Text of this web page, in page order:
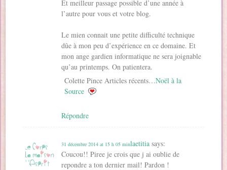
Et meilleur passage possible d’une année à
l’autre pour vous et votre blog.
Le mien connait une petite difficulté technique
dûe à mon peu d’expérience en ce domaine. Et
mon ange gardien informatique ne sera joignable
qu’au printemps. On patientera.
Colette Pince Articles récents…Noël à la
Source
Répondre
laetitia says:
31 décembre 2014 at 15 h 05 min
Coucou!! Piree je crois que j ai oublie de
repondre a ton dernier mail! Pardon !